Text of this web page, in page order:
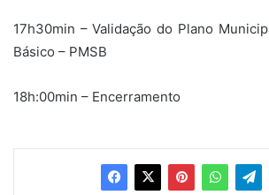
17h30min – Validação do Plano
Básico – PMSB
18h:00min – Encerramento